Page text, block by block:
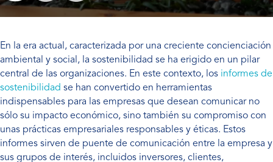
En la era actual, caracterizada por una creciente concienciación
ambiental y social, la sostenibilidad se ha erigido en un pilar
central de las organizaciones. En este contexto, los informes de
sostenibilidad se han convertido en herramientas
indispensables para las empresas que desean comunicar no
sólo su impacto económico, sino también su compromiso con
unas prácticas empresariales responsables y éticas. Estos
informes sirven de puente de comunicación entre la empresa y
sus grupos de interés, incluidos inversores, clientes,